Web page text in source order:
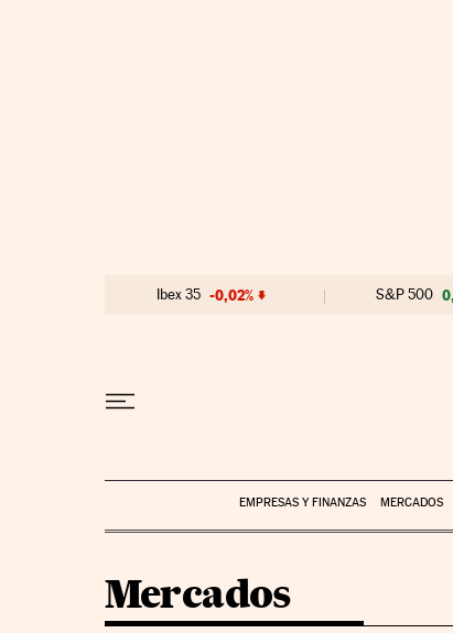
Ibex 35 -0,02% S&P 500
EMPRESAS Y FINANZAS MERCADOS
Mercados